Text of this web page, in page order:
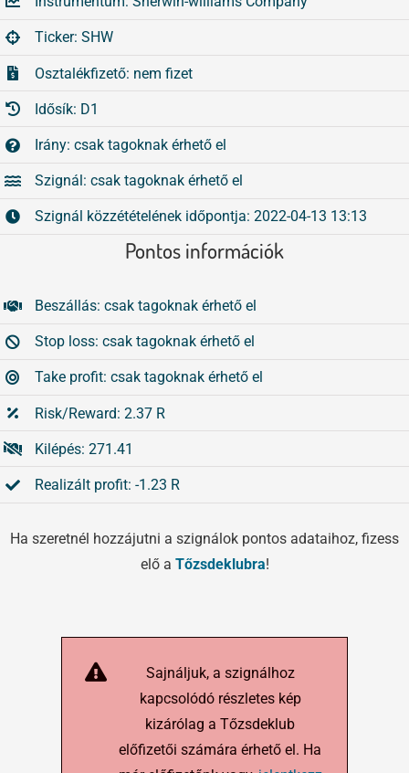
Tőzsdeklub
Adósegéd
Összes
Ticker: SHW
Osztalékfizető: nem fizet
Idősík: D1
Irány: csak tagoknak érhető el
Szignál: csak tagoknak érhető el
Szignál közzétételének időpontja: 2022-04-13 13:13
Pontos információk
Beszállás: csak tagoknak érhető el
Stop loss: csak tagoknak érhető el
Take profit: csak tagoknak érhető el
Risk/Reward: 2.37 R
Kilépés: 271.41
Realizált profit: -1.23 R
Ha szeretnél hozzájutni a szignálok pontos adataihoz, fizess
elő a Tőzsdeklubra!
Sajnáljuk, a szignálhoz
kapcsolódó részletes kép
kizárólag a Tőzsdeklub
előfizetői számára érhető el. Ha